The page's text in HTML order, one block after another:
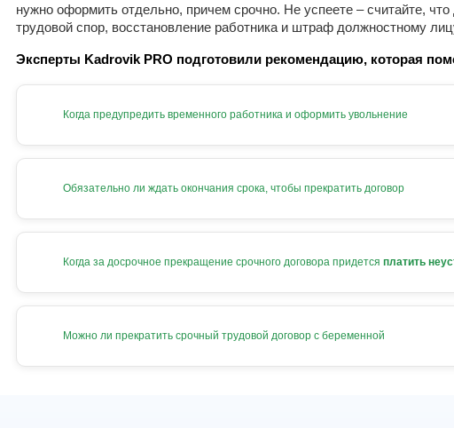
нужно оформить отдельно, причем срочно. Не успеете – считайте,
трудовой спор, восстановление работника и штраф должностному
Эксперты Kadrovik PRO подготовили рекомендацию, которая
Когда предупредить временного работника и оформить увольнение
Обязательно ли ждать окончания срока, чтобы прекратить договор
Когда за досрочное прекращение срочного договора придется платить
Можно ли прекратить срочный трудовой договор с беременной